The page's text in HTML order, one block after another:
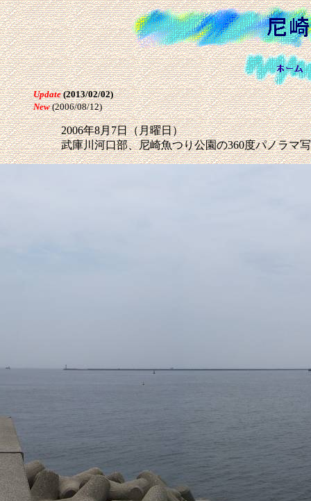
Update(2013/02/02)
New (2006/08/12)
2006年8月7日（月曜日）
武庫川河口部、尼崎魚つり公園の360度パノラマ